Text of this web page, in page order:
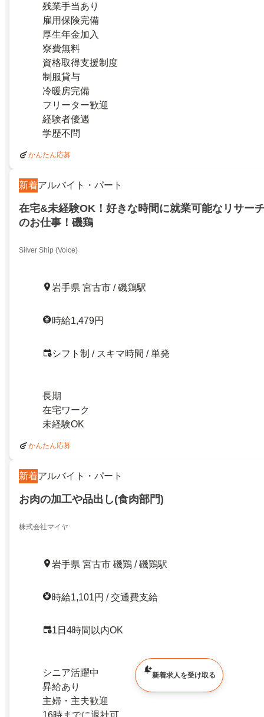
残業手当あり
雇用保険完備
厚生年金加入
寮費無料
資格取得支援制度
制服貸与
冷暖房完備
フリーター歓迎
経験者優遇
学歴不問
かんたん応募
新着アルバイト・パート
在宅&未経験OK！好きな時間に就業可能なリサー
のお仕事！磯鶏
Silver Ship (Voice)
岩手県 宮古市 / 磯鶏駅
時給1,479円
シフト制 / スキマ時間 / 単発
長期
在宅ワーク
未経験OK
かんたん応募
新着アルバイト・パート
お肉の加工や品出し(食肉部門)
株式会社マイヤ
岩手県 宮古市 磯鶏 / 磯鶏駅
時給1,101円 / 交通費支給
1日4時間以内OK
シニア活躍中
昇給あり
主婦・主夫歓迎
16時までに退社可
新着求人を受け取る